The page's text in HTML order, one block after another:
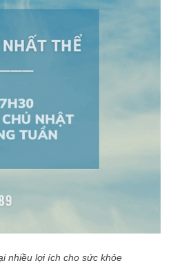
nhiều lợi ích cho sức khỏe